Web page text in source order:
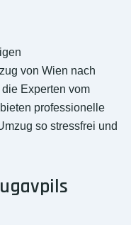
von Wien nach
Experten vom
professionelle
so stressfrei und